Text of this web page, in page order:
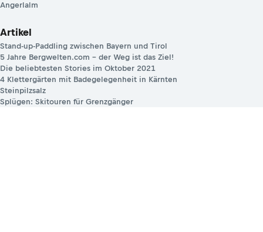
Angerlalm
Artikel
Stand-up-Paddling zwischen Bayern und Tirol
5 Jahre Bergwelten.com – der Weg ist das Ziel!
Die beliebtesten Stories im Oktober 2021
4 Klettergärten mit Badegelegenheit in Kärnten
Steinpilzsalz
Splügen: Skitouren für Grenzgänger